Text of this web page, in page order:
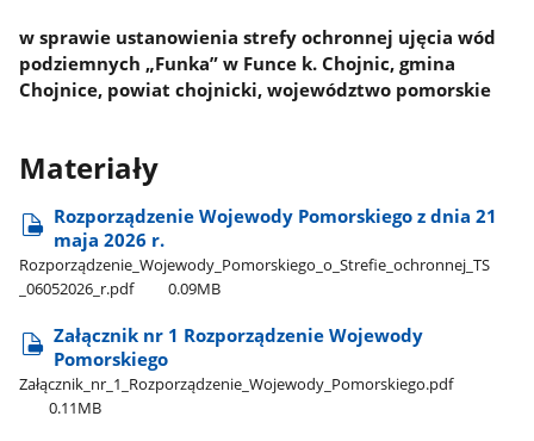
w sprawie ustanowienia strefy ochronnej ujęcia wód
podziemnych „Funka” w Funce k. Chojnic, gmina
Chojnice, powiat chojnicki, województwo pomorskie
Materiały
Rozporządzenie Wojewody Pomorskiego z dnia 21
maja 2026 r.
Rozporządzenie​_Wojewody​_Pomorskiego​_o​_Strefie​_ochronnej​_TS​
_06052026​_r.pdf
0.09MB
Załącznik nr 1 Rozporządzenie Wojewody
Pomorskiego
Załącznik​_nr​_1​_Rozporządzenie​_Wojewody​_Pomorskiego.pdf
0.11MB